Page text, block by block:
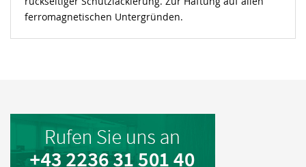
ferromagnetischen Untergründen.